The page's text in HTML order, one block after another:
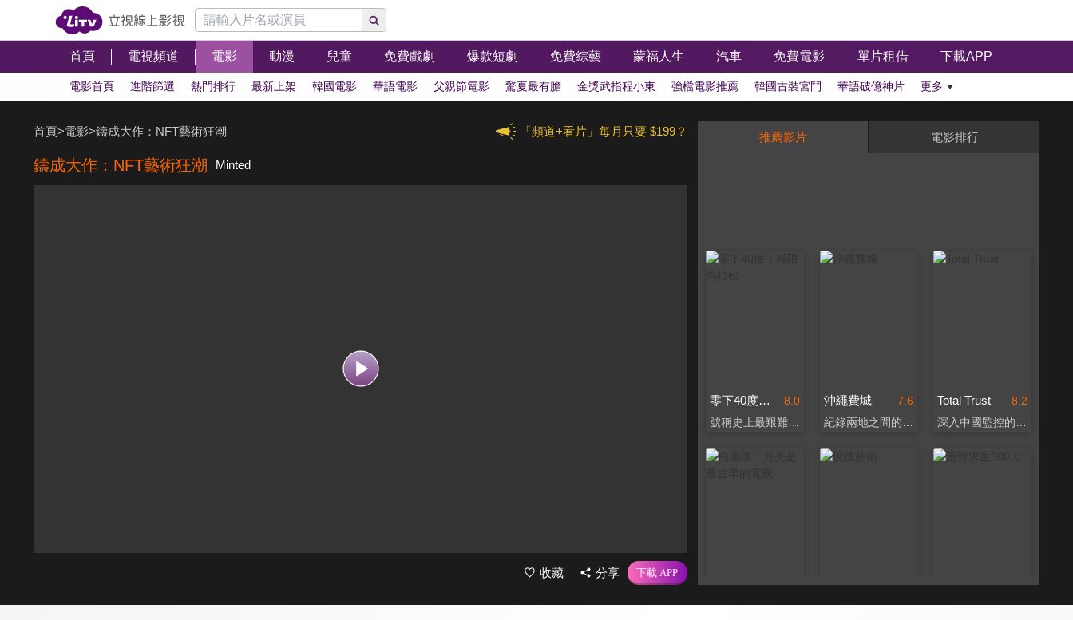
首頁 電視頻道 電影 動漫 兒童 免費戲劇 爆款短劇 免費綜藝 蒙福人生 汽車 免費電影 單片租借 下載APP
電影首頁 進階篩選 熱門排行 最新上架 韓國電影 華語電影 父親節電影 驚夏最有膽 金獎武指程小東 強檔電影推薦 韓國古裝宮鬥 華語破億神片 更多
「頻道+看片」每月只要 $199？
首頁>電影>鑄成大作：NFT藝術狂潮
鑄成大作：NFT藝術狂潮 Minted
收藏 分享
推薦影片 電影排行
8.0
零下40度：極限馬拉松
號稱史上最艱難的耐力賽
7.6
沖繩費城
紀錄兩地之間的複雜情感
8.2
Total Trust
深入中國監控的恐怖日常